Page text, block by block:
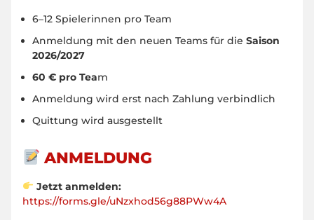
6–12 Spielerinnen pro Team
Anmeldung mit den neuen Teams für die Saison
2026/2027
60 € pro Team
Anmeldung wird erst nach Zahlung verbindlich
Quittung wird ausgestellt
ANMELDUNG
Jetzt anmelden:
https://forms.gle/uNzxhod56g88PWw4A